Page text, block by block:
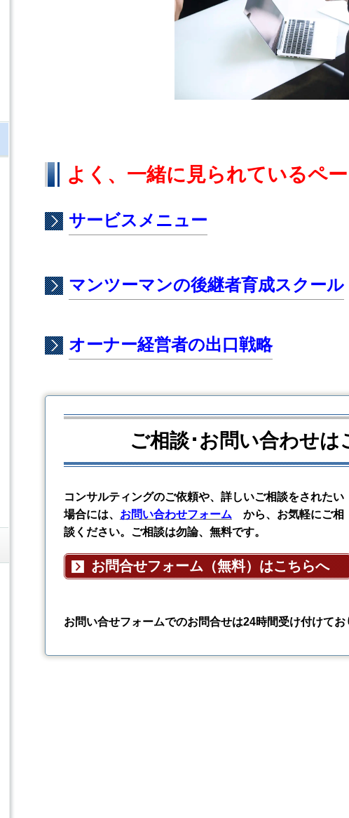
よく、一緒に見られているペ
サービスメニュー
マンツーマンの後継者育成スクール
オーナー経営者の出口戦略
ご相談･お問い合わせは
コンサルティングのご依頼や、詳しいご相談をされたい
場合には、 お問い合わせフォーム
から、お気軽にご相
談ください。ご相談は勿論、無料です。
お問合せフォーム（無料）はこちらへ
お問い合せフォームでのお問合せは24時間受け付けてお